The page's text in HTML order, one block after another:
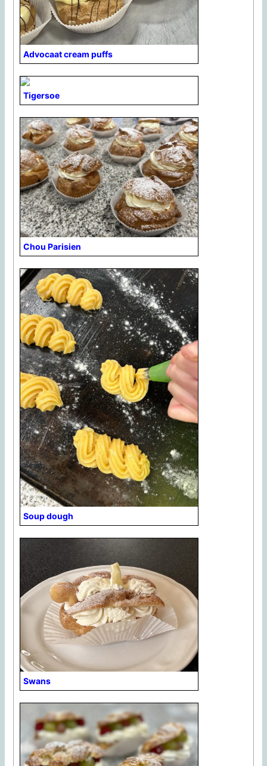
Advocaat cream puffs
Tigersoe
Chou Parisien
Soup dough
Swans